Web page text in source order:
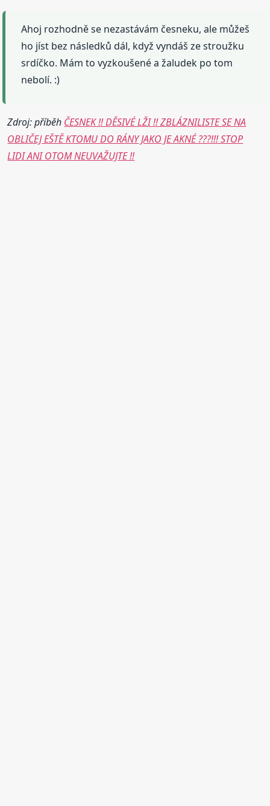
Ahoj rozhodně se nezastávám česneku, ale můžeš
ho jíst bez následků dál, když vyndáš ze stroužku
srdíčko. Mám to vyzkoušené a žaludek po tom
nebolí. :)
Zdroj: příběh ČESNEK !! DĚSIVÉ LŽI !! ZBLÁZNILISTE SE NA
OBLIČEJ EŠTĚ KTOMU DO RÁNY JAKO JE AKNÉ ???!!! STOP
LIDI ANI OTOM NEUVAŽUJTE !!